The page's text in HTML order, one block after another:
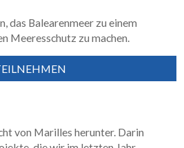
das Balearenmeer zu einem
Meeresschutz zu machen.
von Marilles herunter. Darin